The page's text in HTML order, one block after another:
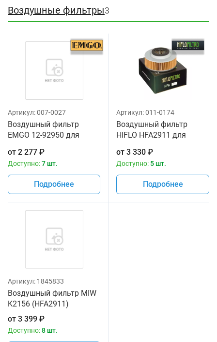
Воздушные фильтры3
Артикул:007-0027
Воздушный фильтр
EMGO 12-92950 для
VN1500 Vulcan '98-08,
VN1600 Mean Streak
от 2 277 ₽
Доступно:7 шт.
Подробнее
Артикул:011-0174
Воздушный фильтр
HIFLO HFA2911 для
VN1500 Vulcan '98-08,
VN1600 Mean Streak
от 3 330 ₽
Доступно: 5 шт.
Подробнее
Артикул: 1845833
Воздушный фильтр MIW
K2156 (HFA2911)
от 3 399 ₽
Доступно:8 шт.